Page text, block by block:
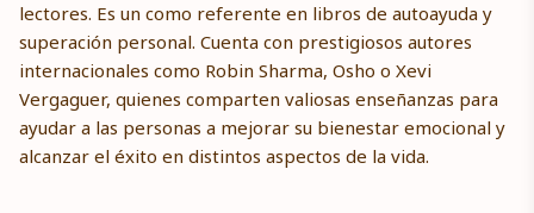
lectores. Es un como referente en libros de autoayuda y
superación personal. Cuenta con prestigiosos autores
internacionales como Robin Sharma, Osho o Xevi
Vergaguer, quienes comparten valiosas enseñanzas para
ayudar a las personas a mejorar su bienestar emocional y
alcanzar el éxito en distintos aspectos de la vida.